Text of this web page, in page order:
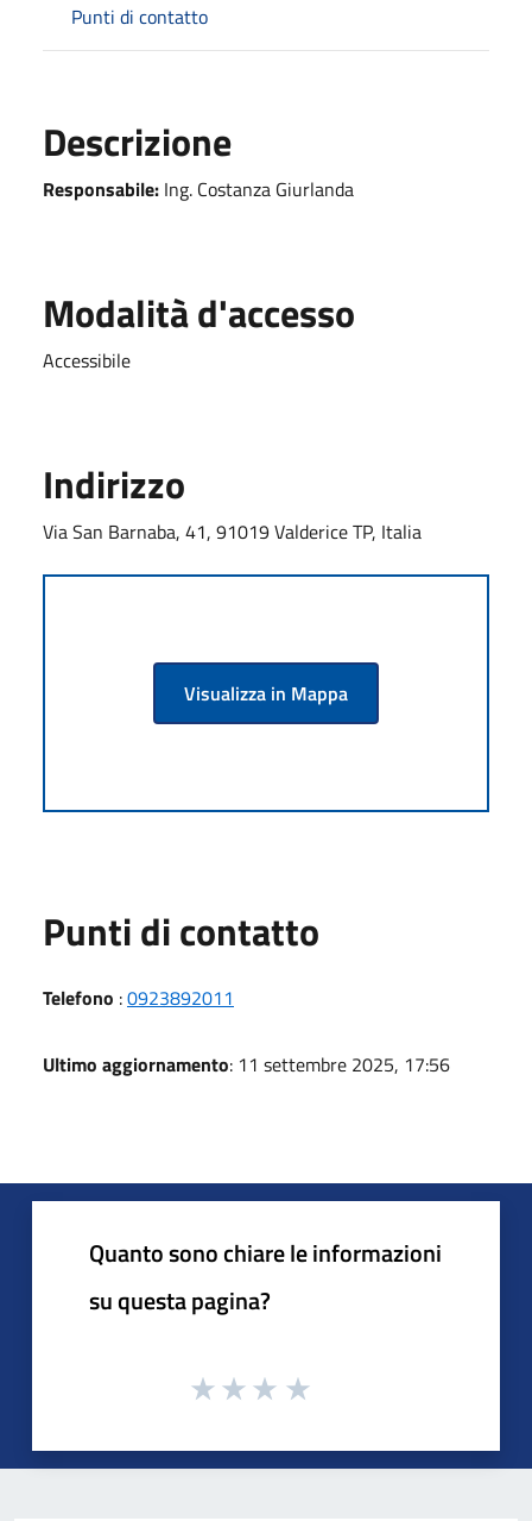
Punti di contatto
Descrizione
Responsabile: Ing. Costanza Giurlanda
Modalità d'accesso
Accessibile
Indirizzo
Via San Barnaba, 41, 91019 Valderice TP, Italia
Visualizza in Mappa
Punti di contatto
Telefono :0923892011
Ultimo aggiornamento: 11 settembre 2025, 17:56
Quanto sono chiare le informazioni
su questa pagina?